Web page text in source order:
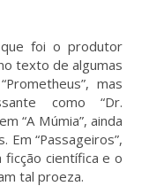
foi o produtor
texto de algumas
mas
como “Dr.
“A Múmia”, ainda
Em “Passageiros”,
científica e o
tal proeza.